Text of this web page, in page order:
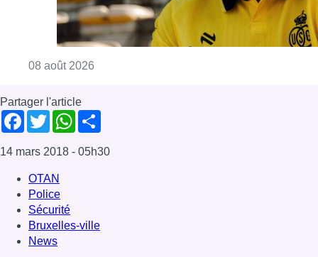
08 août 2026
Partager l'article
Facebook
TwitterWhatsApp
14 mars 2018 - 05h30
OTAN
Police
Sécurité
Bruxelles-ville
News